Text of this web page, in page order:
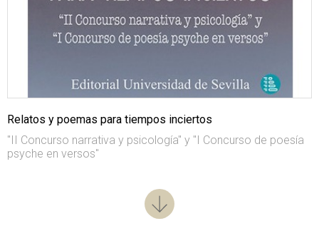
Relatos y poemas para tiempos inciertos
"II Concurso narrativa y psicología" y "I Concurso de poesía
psyche en versos"